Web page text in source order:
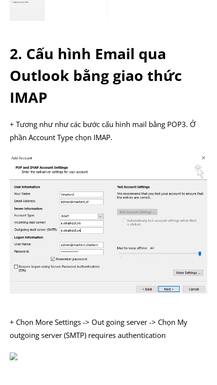
2. Cấu hình Email qua
Outlook bằng giao thức
IMAP
+ Tương như như các bước cấu hình mail bằng POP3. Ở
phần Account Type chọn IMAP.
+ Chọn More Settings -> Out going server -> Chọn My
outgoing server (SMTP) requires authentication